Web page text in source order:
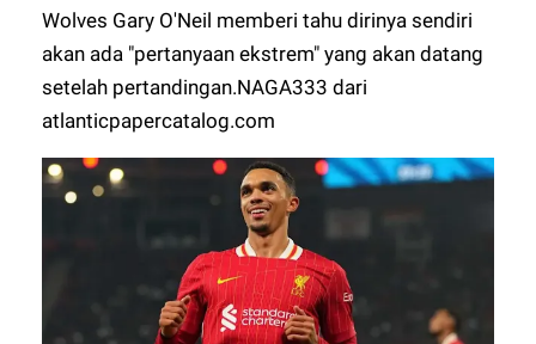
Wolves Gary O'Neil memberi tahu dirinya sendiri
akan ada "pertanyaan ekstrem" yang akan datang
setelah pertandingan.NAGA333dari
atlanticpapercatalog.com